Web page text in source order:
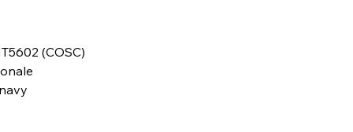
(COSC)